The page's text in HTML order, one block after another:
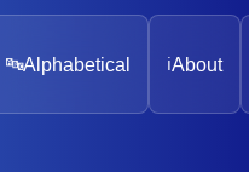
🔤Alphabetical ℹ️About